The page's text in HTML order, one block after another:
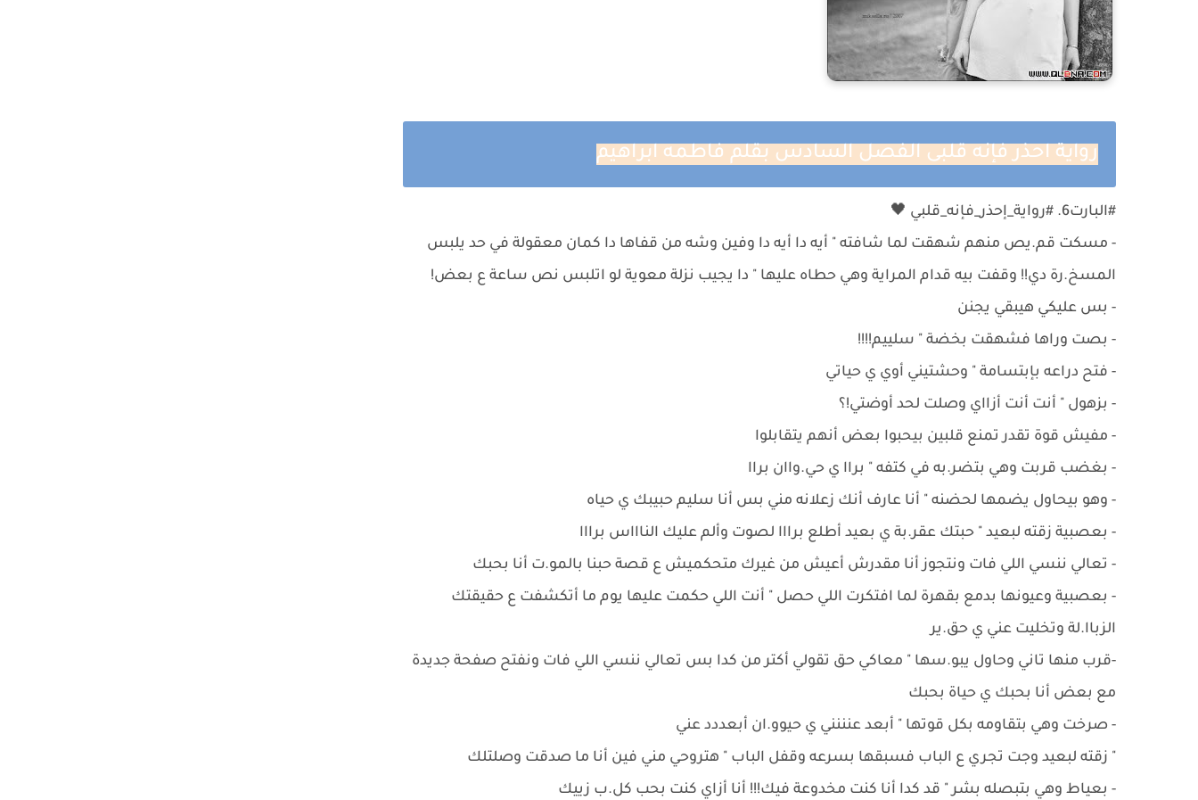
رواية احذر فإنه قلبى الفصل السادس بقلم فاطمه ابراهيم
#البارت6. #رواية_إحذر_فإنه_قلبي 🖤
- مسكت قم.يص منهم شهقت لما شافته " أيه دا أيه دا وفين وشه من قفاها دا كمان معقولة في حد يلبس
المسخ.رة دي!! وقفت بيه قدام المراية وهي حطاه عليها " دا يجيب نزلة معوية لو اتلبس نص ساعة ع بعض!
- ‏بس عليكي هيبقي يجنن
- بصت وراها فشهقت بخضة " سلييم!!!!
- ‏فتح دراعه بإبتسامة " وحشتيني أوي ي حياتي
- ‏بزهول " أنت أنت أزااي وصلت لحد أوضتي!؟
- ‏مفيش قوة تقدر تمنع قلبين بيحبوا بعض أنهم يتقابلوا
- ‏بغضب قربت وهي بتضر.به في كتفه " براا ي حي.واان براا
- ‏وهو بيحاول يضمها لحضنه " أنا عارف أنك زعلانه مني بس أنا سليم حبيبك ي حياه
- ‏بعصبية زقته لبعيد " حبتك عقر.بة ي بعيد أطلع برااا لصوت وألم عليك الناااس برااا
- ‏تعالي ننسي اللي فات ونتجوز أنا مقدرش أعيش من غيرك متحكميش ع قصة حبنا بالمو.ت أنا بحبك
- ‏بعصبية وعيونها بدمع بقهرة لما افتكرت اللي حصل " أنت اللي حكمت عليها يوم ما أتكشفت ع حقيقتك
الزباا.لة وتخليت عني ي حق.ير
-قرب منها تاني وحاول يبو.سها " معاكي حق تقولي أكتر من كدا بس ‏تعالي ننسي اللي فات ونفتح صفحة جديدة
مع بعض أنا بحبك ي حياة بحبك
-‏ صرخت وهي بتقاومه بكل قوتها " أبعد عنننني ي حيوو.ان أبعددد عني
" زقته لبعيد وجت تجري ع الباب فسبقها بسرعه وقفل الباب " هتروحي مني فين أنا ما صدقت وصلتلك
- بعياط وهي بتبصله بشر " قد كدا أنا كنت مخدوعة فيك!!! أنا أزاي كنت بحب كل.ب زييك